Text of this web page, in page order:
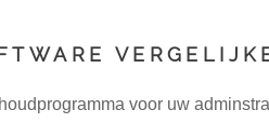
voor uw